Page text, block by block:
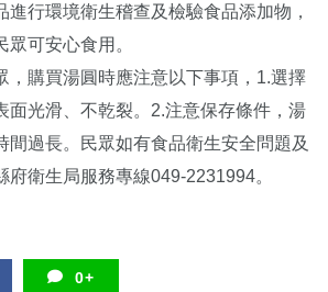
進行環境衛生稽查及檢驗食品添加物，
眾可安心食用。
，購買湯圓時應注意以下事項，1.選擇
面光滑、不乾裂。2.注意保存條件，湯
間過長。民眾如有食品衛生安全問題及
府衛生局服務專線049-2231994。
0+